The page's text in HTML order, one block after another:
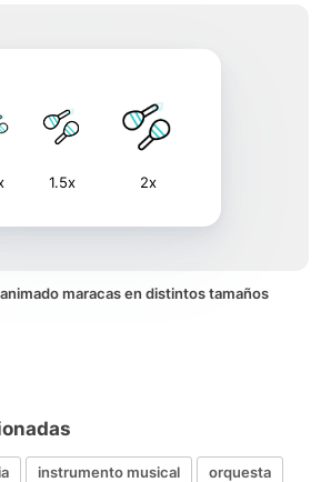
1.5x 2x
maracas en distintos tamaños
instrumento musical
orquesta